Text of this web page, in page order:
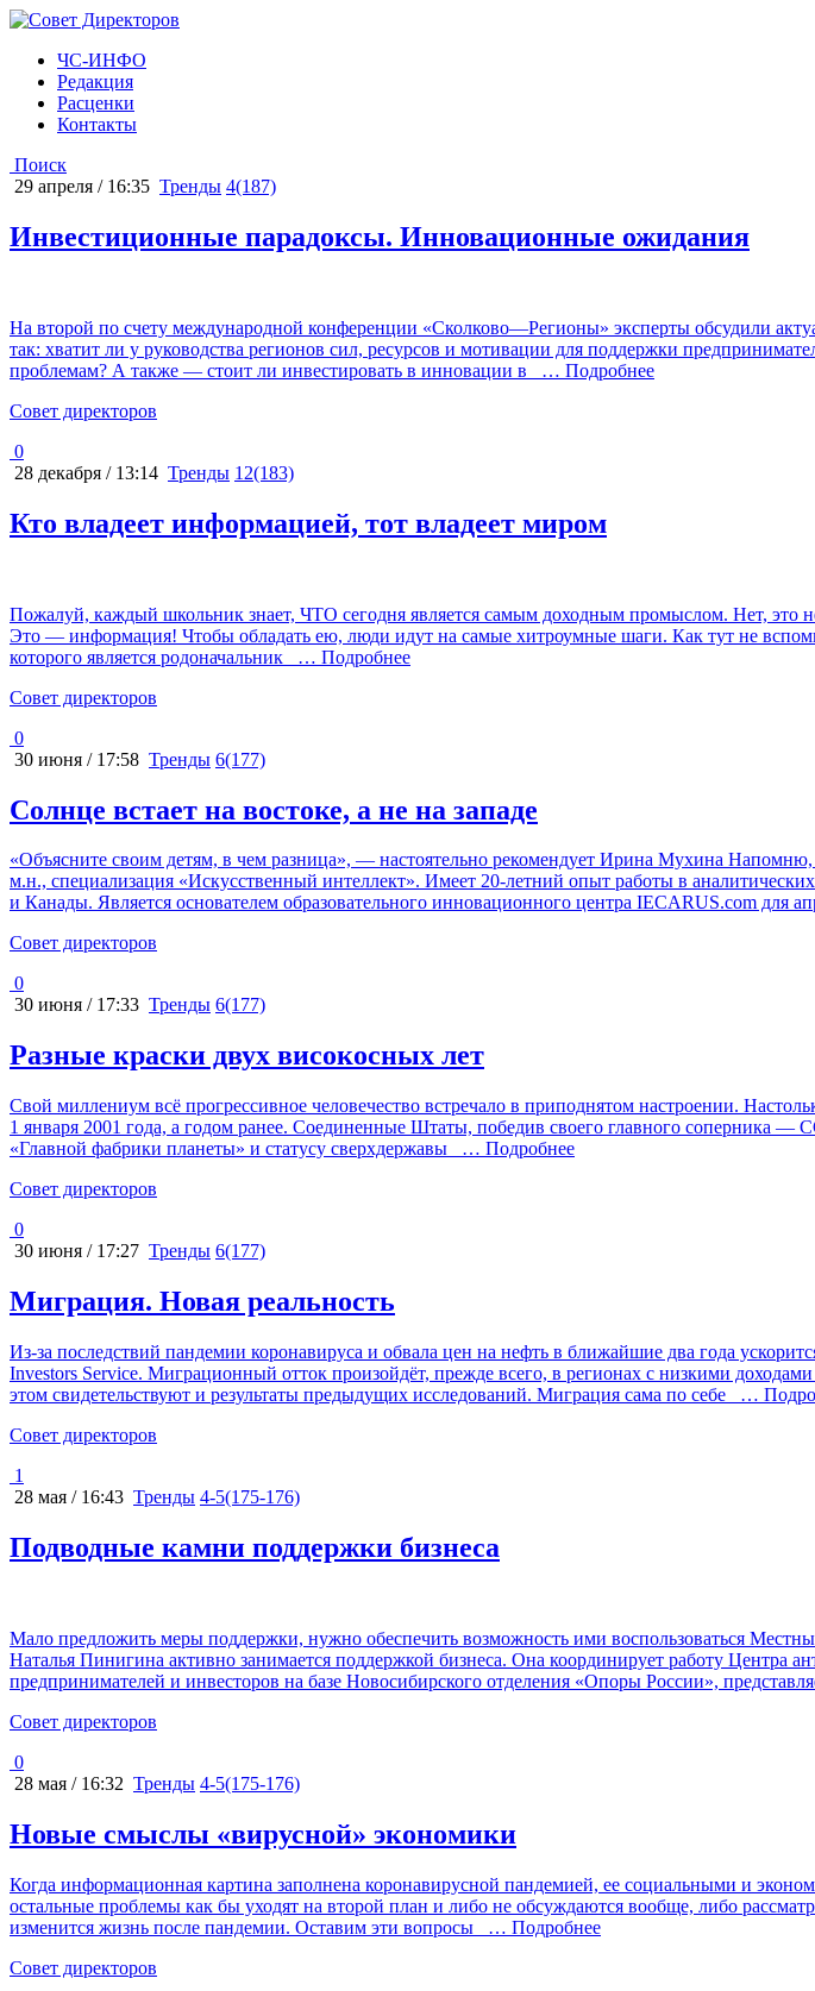
ЧС-ИНФО
Редакция
Расценки
Контакты
Поиск
29 апреля / 16:35 Тренды 4(187)
Инвестиционные парадоксы. Инновационные ожидания
На второй по счету международной конференции «Сколково—Регионы» эксперты обсудили
так: хватит ли у руководства регионов сил, ресурсов и мотивации для поддержки
проблемам? А также — стоит ли инвестировать в инновации в
… Подробнее
Cовет директоров
0
28 декабря / 13:14 Тренды 12(183)
Кто владеет информацией, тот владеет миром
Пожалуй, каждый школьник знает, ЧТО сегодня является самым доходным промыслом. Нет, это
Это — информация! Чтобы обладать ею, люди идут на самые хитроумные шаги. Как тут не
которого является родоначальник
… Подробнее
Cовет директоров
0
30 июня / 17:58 Тренды 6(177)
Солнце встает на востоке, а не на западе
«Объясните своим детям, в чем разница», — настоятельно рекомендует Ирина Мухина
м.н., специализация «Искусственный интеллект». Имеет 20-летний опыт работы в
и Канады. Является основателем образовательного инновационного центра IECARUS.com для
Cовет директоров
0
30 июня / 17:33 Тренды 6(177)
Разные краски двух високосных лет
Свой миллениум всё прогрессивное человечество встречало в приподнятом настроении.
1 января 2001 года, а годом ранее. Соединенные Штаты, победив своего главного соперника
«Главной фабрики планеты» и статусу сверхдержавы
… Подробнее
Cовет директоров
0
30 июня / 17:27 Тренды 6(177)
Миграция. Новая реальность
Из-за последствий пандемии коронавируса и обвала цен на нефть в ближайшие два года
Investors Service. Миграционный отток произойдёт, прежде всего, в регионах с низкими
этом свидетельствуют и результаты предыдущих исследований. Миграция сама по себе
…
Cовет директоров
1
28 мая / 16:43 Тренды 4-5(175-176)
Подводные камни поддержки бизнеса
Мало предложить меры поддержки, нужно обеспечить возможность ими воспользоваться
Наталья Пинигина активно занимается поддержкой бизнеса. Она координирует работу Центра
предпринимателей и инвесторов на базе Новосибирского отделения «Опоры России»,
Cовет директоров
0
28 мая / 16:32 Тренды 4-5(175-176)
Новые смыслы «вирусной» экономики
Когда информационная картина заполнена коронавирусной пандемией, ее социальными и
остальные проблемы как бы уходят на второй план и либо не обсуждаются вообще, либо
изменится жизнь после пандемии. Оставим эти вопросы
… Подробнее
Cовет директоров